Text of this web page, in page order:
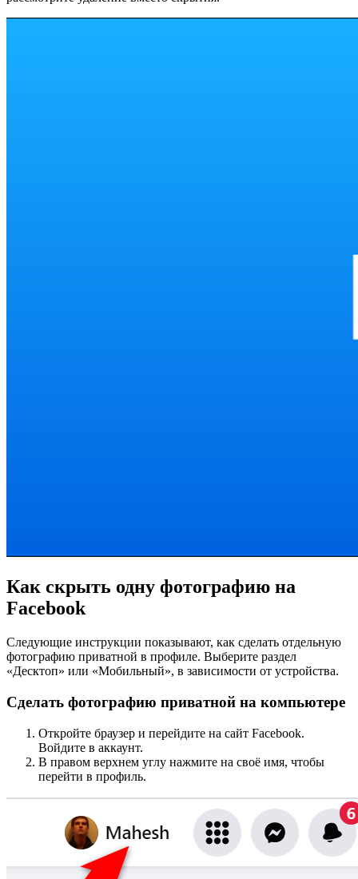
Как скрыть одну фотографию на
Facebook
Следующие инструкции показывают, как сделать отдельную
фотографию приватной в профиле. Выберите раздел
«Десктоп» или «Мобильный», в зависимости от устройства.
Сделать фотографию приватной на компьютере
Откройте браузер и перейдите на сайт Facebook.
Войдите в аккаунт.
В правом верхнем углу нажмите на своё имя, чтобы
перейти в профиль.